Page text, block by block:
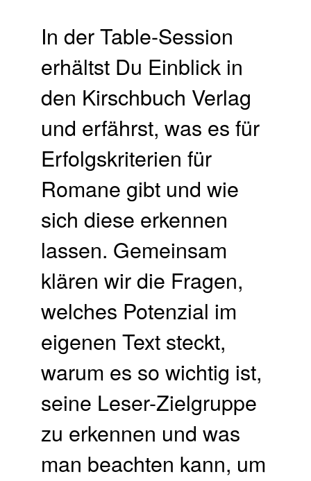
In der Table-Session
erhältst Du Einblick in
den Kirschbuch Verlag
und erfährst, was es für
Erfolgskriterien für
Romane gibt und wie
sich diese erkennen
lassen. Gemeinsam
klären wir die Fragen,
welches Potenzial im
eigenen Text steckt,
warum es so wichtig ist,
seine Leser-Zielgruppe
zu erkennen und was
man beachten kann, um